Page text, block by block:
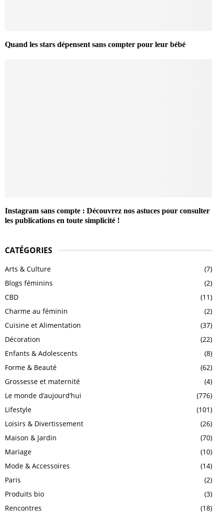
Quand les stars dépensent sans compter pour leur bébé
Instagram sans compte : Découvrez nos astuces pour consulter
les publications en toute simplicité !
CATÉGORIES
Arts & Culture
(7)
Blogs féminins
(2)
CBD
(11)
Charme au féminin
(2)
Cuisine et Alimentation
(37)
Décoration
(22)
Enfants & Adolescents
(8)
Forme & Beauté
(62)
Grossesse et maternité
(4)
Le monde d’aujourd’hui
(776)
Lifestyle
(101)
Loisirs & Divertissement
(26)
Maison & Jardin
(70)
Mariage
(10)
Mode & Accessoires
(14)
Paris
(2)
Produits bio
(3)
Rencontres
(18)